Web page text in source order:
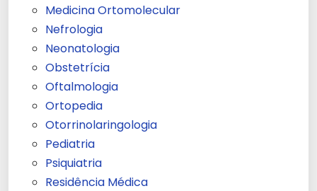
Medicina Ortomolecular
Nefrologia
Neonatologia
Obstetrícia
Oftalmologia
Ortopedia
Otorrinolaringologia
Pediatria
Psiquiatria
Residência Médica